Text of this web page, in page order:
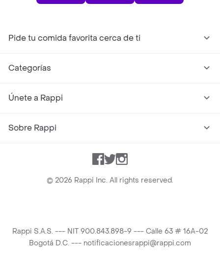
Pide tu comida favorita cerca de ti
Categorías
Únete a Rappi
Sobre Rappi
Facebook
TwitterInstagram
© 2026 Rappi Inc. All rights reserved.
Rappi S.A.S. --- NIT 900.843.898-9 --- Calle 63 # 16A-02
Bogotá D.C. --- notificacionesrappi@rappi.com